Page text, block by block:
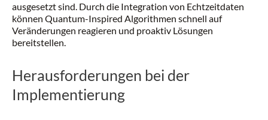
ausgesetzt sind. Durch die Integration von Echtzeitdaten
können Quantum-Inspired Algorithmen schnell auf
Veränderungen reagieren und proaktiv Lösungen
bereitstellen.
Herausforderungen bei der
Implementierung